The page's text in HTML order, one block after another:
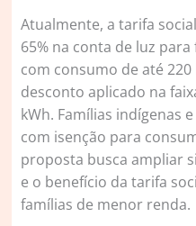
Atualmente, a tarifa
65% na conta de luz
com consumo de até
desconto aplicado na
kWh. Famílias indígenas
com isenção para
proposta busca ampliar
e o benefício da tarifa
famílias de menor renda.